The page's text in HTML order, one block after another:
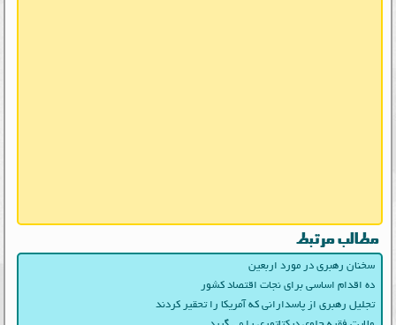
مطالب مرتبط
سخنان رهبری در مورد اربعین
ده اقدام اساسی برای نجات اقتصاد کشور
تجلیل رهبری از پاسدارانی که آمریکا را تحقیر کردند